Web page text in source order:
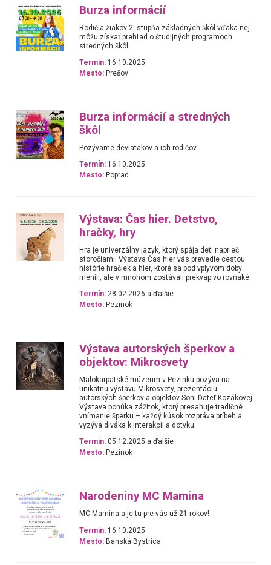
Burza informácií
Rodičia žiakov 2. stupňa základných škôl vďaka nej
môžu získať prehľad o študijných programoch
stredných škôl.
Termín: 16.10.2025
Mesto: Prešov
Burza informácií a stredných
škôl
Pozývame deviatakov a ich rodičov.
Termín: 16.10.2025
Mesto: Poprad
Výstava: Čas hier. Detstvo,
hračky, hry
Hra je univerzálny jazyk, ktorý spája deti naprieč
storočiami. Výstava Čas hier vás prevedie cestou
histórie hračiek a hier, ktoré sa pod vplyvom doby
menili, ale v mnohom zostávali prekvapivo rovnaké.
Termín: 28.02.2026 a ďalšie
Mesto: Pezinok
Výstava autorských šperkov a
objektov: Mikrosvety
Malokarpatské múzeum v Pezinku pozýva na
unikátnu výstavu Mikrosvety, prezentáciu
autorských šperkov a objektov Soni Ďateľ Kozákovej.
Výstava ponúka zážitok, ktorý presahuje tradičné
vnímanie šperku – každý kúsok rozpráva príbeh a
vyzýva diváka k interakcii a dotyku.
Termín: 05.12.2025 a ďalšie
Mesto: Pezinok
Narodeniny MC Mamina
MC Mamina a je tu pre vás už 21 rokov!
Termín: 16.10.2025
Mesto: Banská Bystrica